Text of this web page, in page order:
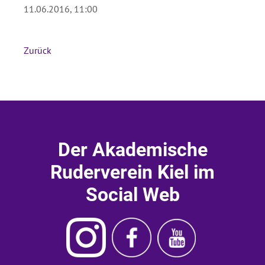
Absenden
11.06.2016, 11:00
Zurück
Der Akademische
Ruderverein Kiel im
Social Web
Instagram
Akademischer
Ruderverein
Ruderverein
Kiel
Facebook
Kiel
Youtube